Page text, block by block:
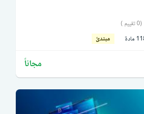
(0 تقييم )
مبتدئ
مجاناً